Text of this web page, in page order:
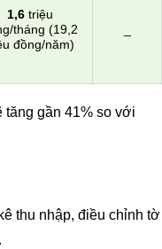
1,6triệu
tháng (19,2
đồng/năm)
gần 41% so với
thu nhập, điều chỉnh tờ